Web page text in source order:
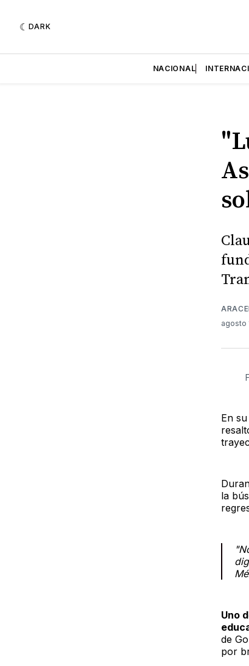
DARK
NACIONAL
agosto
En
la
Uno
de
por